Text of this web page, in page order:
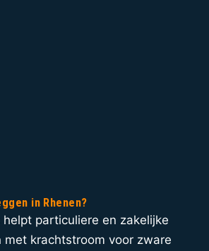
in Rhenen?
helpt particuliere en zakelijke
met krachtstroom voor zware